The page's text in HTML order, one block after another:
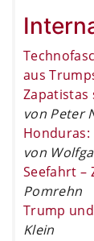
aus
Zapatistas
von Peter
von
Seefahrt –
Pomrehn
Trump
Klein